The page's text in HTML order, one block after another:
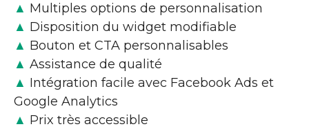
▲ Multiples options de personnalisation
▲ Disposition du widget modifiable
▲ Bouton et CTA personnalisables
▲ Assistance de qualité
▲ Intégration facile avec Facebook Ads et
Google Analytics
▲ Prix très accessible